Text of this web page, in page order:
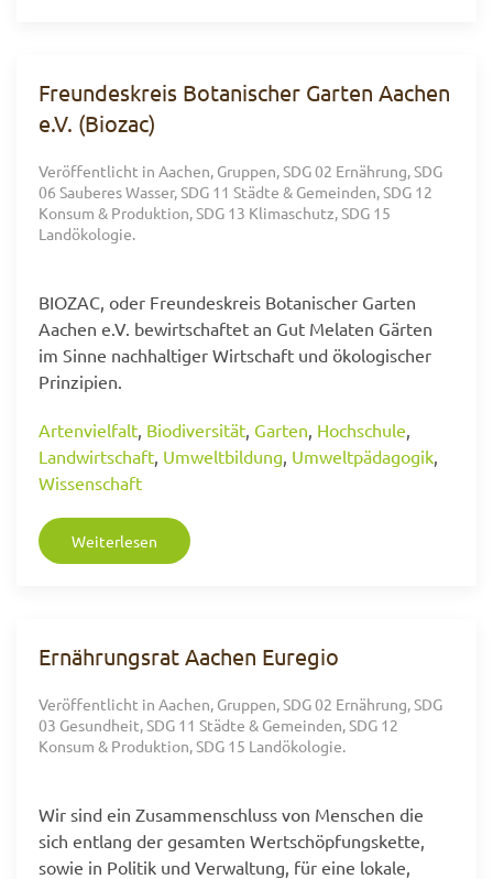
Freundeskreis Botanischer Garten Aachen
e.V. (Biozac)
Veröffentlicht in Aachen, Gruppen,SDG 02 Ernährung,SDG
06 Sauberes Wasser,SDG 11 Städte & Gemeinden,SDG 12
Konsum & Produktion,SDG 13 Klimaschutz,SDG 15
Landökologie.
BIOZAC, oder Freundeskreis Botanischer Garten
Aachen e.V. bewirtschaftet an Gut Melaten Gärten
im Sinne nachhaltiger Wirtschaft und ökologischer
Prinzipien.
Artenvielfalt, Biodiversität, Garten, Hochschule,
Landwirtschaft, Umweltbildung, Umweltpädagogik,
Wissenschaft
Weiterlesen
Ernährungsrat Aachen Euregio
Veröffentlicht in Aachen, Gruppen,SDG 02 Ernährung,SDG
03 Gesundheit,SDG 11 Städte & Gemeinden,SDG 12
Konsum & Produktion,SDG 15 Landökologie.
Wir sind ein Zusammenschluss von Menschen die
sich entlang der gesamten Wertschöpfungskette,
sowie in Politik und Verwaltung, für eine lokale,